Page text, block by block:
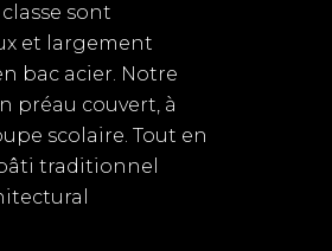
sont
et largement
bac acier. Notre
préau couvert, à
scolaire. Tout en
traditionnel